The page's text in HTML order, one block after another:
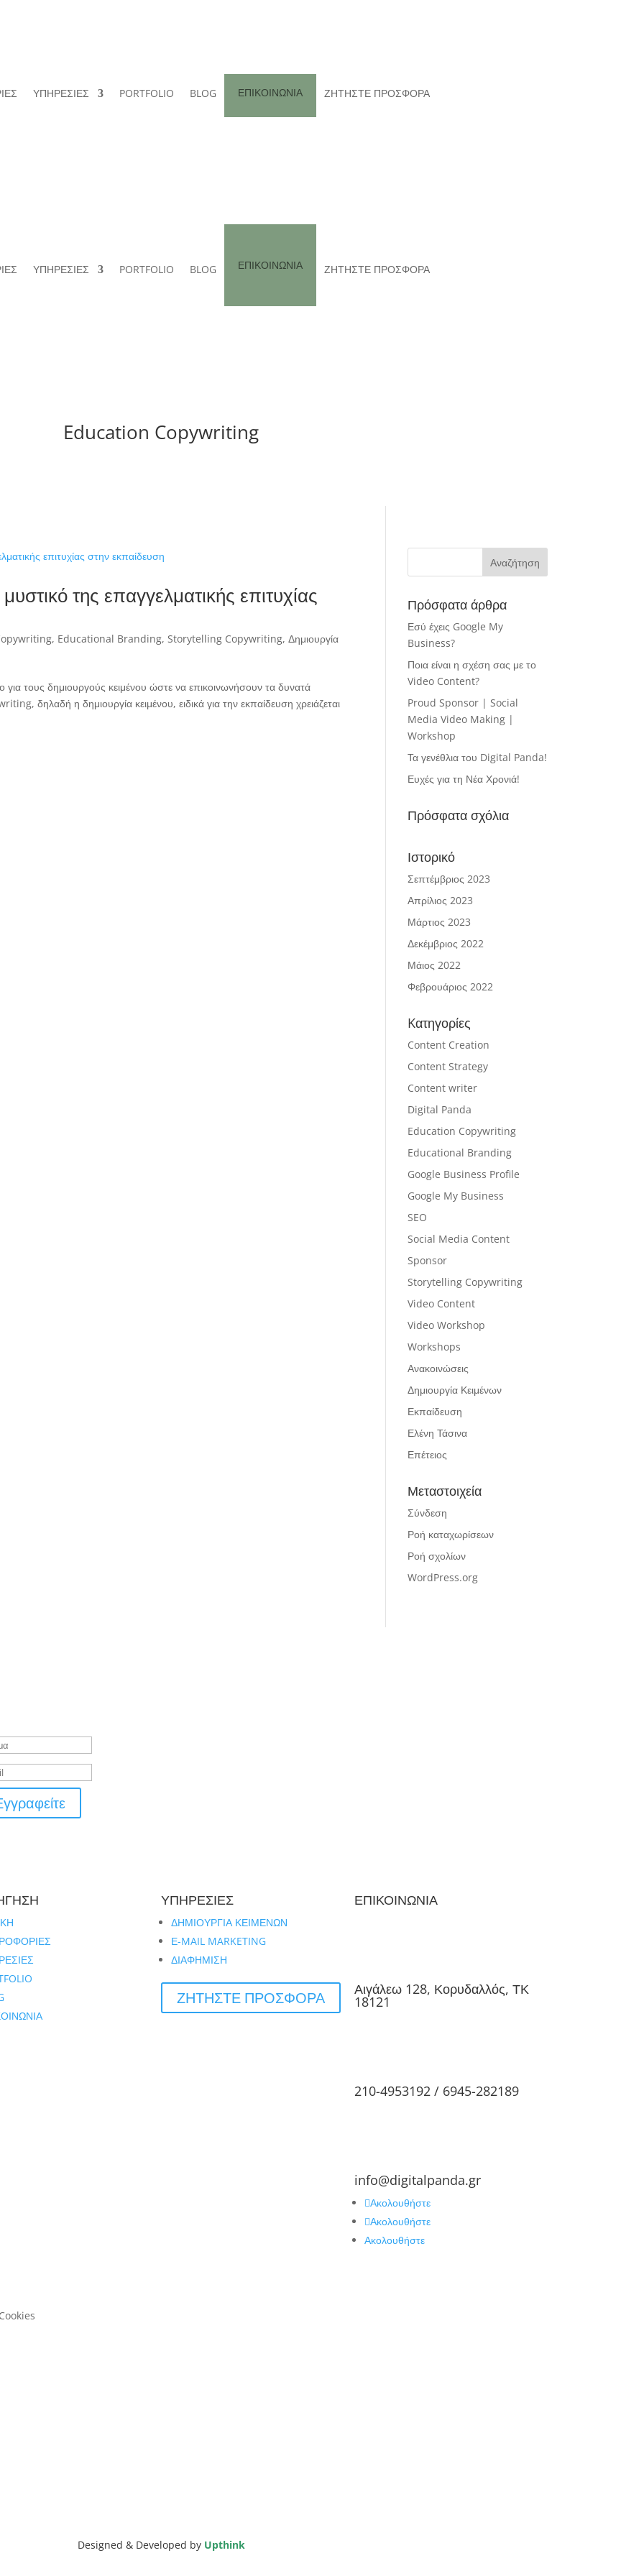
ΥΠΗΡΕΣΙΕΣ PORTFOLIO BLOG ΕΠΙΚΟΙΝΩΝΙΑ ΖΗΤΗΣΤΕ ΠΡΟΣΦΟΡΑ
ΥΠΗΡΕΣΙΕΣ PORTFOLIO BLOG ΕΠΙΚΟΙΝΩΝΙΑ ΖΗΤΗΣΤΕ ΠΡΟΣΦΟΡΑ
Education Copywriting
της επαγγελματικής επιτυχίας
, Educational Branding,Storytelling Copywriting,Δημιουργία
τους δημιουργούς κειμένου ώστε να επικοινωνήσουν τα δυνατά
δηλαδή η δημιουργία κειμένου, ειδικά για την εκπαίδευση χρειάζεται
Πρόσφατα άρθρα
Εσύ έχεις Google My
Business?
Ποια είναι η σχέση σας με το
Video Content?
Proud Sponsor | Social
Media Video Making |
Workshop
Τα γενέθλια του Digital Panda!
Ευχές για τη Νέα Χρονιά!
Πρόσφατα σχόλια
Ιστορικό
Σεπτέμβριος 2023
Απρίλιος 2023
Μάρτιος 2023
Δεκέμβριος 2022
Μάιος 2022
Φεβρουάριος 2022
Kατηγορίες
Content Creation
Content Strategy
Content writer
Digital Panda
Education Copywriting
Educational Branding
Google Business Profile
Google My Business
SEO
Social Media Content
Sponsor
Storytelling Copywriting
Video Content
Video Workshop
Workshops
Ανακοινώσεις
Δημιουργία Κειμένων
Εκπαίδευση
Ελένη Τάσινα
Επέτειος
Μεταστοιχεία
Σύνδεση
Ροή καταχωρίσεων
Ροή σχολίων
WordPress.org
ΥΠΗΡΕΣΙΕΣ
ΔΗΜΙΟΥΡΓΙΑ ΚΕΙΜΕΝΩΝ
Ε-MAIL MARKETING
ΔΙΑΦΗΜΙΣΗ
ΖΗΤΗΣΤΕ ΠΡΟΣΦΟΡΑ
ΕΠΙΚΟΙΝΩΝΙΑ
Αιγάλεω 128, Κορυδαλλός, ΤΚ
18121
210-4953192 / 6945-282189
info@digitalpanda.gr
Ακολουθήστε
Ακολουθήστε
Ακολουθήστε
Designed & Developed by Upthink